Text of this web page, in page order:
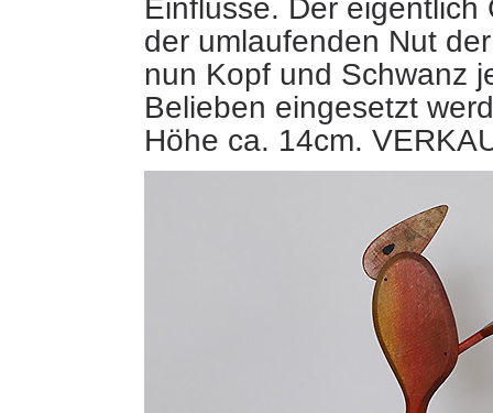
Einflüsse. Der eigentlich
der umlaufenden Nut
nun Kopf und Schwanz
Belieben eingesetzt
Höhe ca. 14cm.